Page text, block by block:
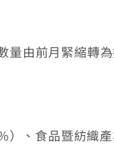
由前月緊縮轉為
、食品暨紡織